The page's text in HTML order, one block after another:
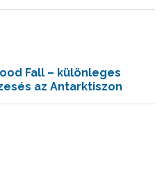
Fall – különleges
az Antarktiszon